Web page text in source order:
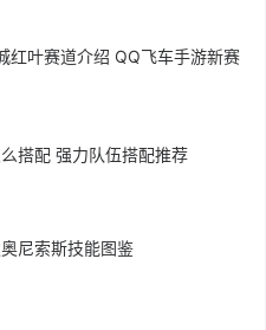
红叶赛道介绍 QQ飞车手游新赛
搭配 强力队伍搭配推荐
尼索斯技能图鉴